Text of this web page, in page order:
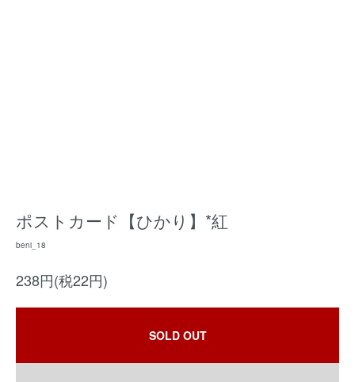
ポストカード【ひかり】*紅
beni_18
238円(税22円)
SOLD OUT